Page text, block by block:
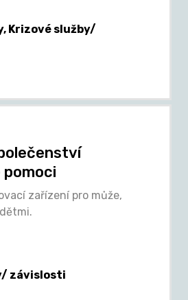
Krizové služby/
zařízení pro může,
závislosti